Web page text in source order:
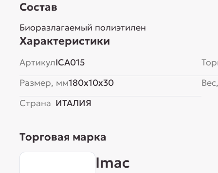
Состав
Биоразлагаемый полиэтилен
Характеристики
АртикулICA015
Размер, мм180x10x30
Страна ИТАЛИЯ
Торговая марка
Imac